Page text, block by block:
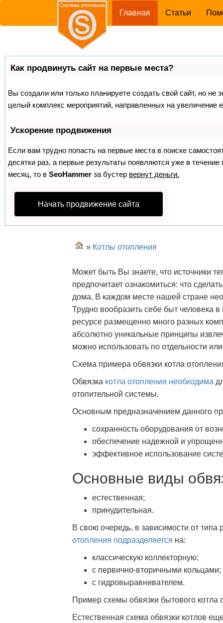
Главная (current)
Статьи
Как продвинуть сайт на первые места?
Вы создали или только планируете создать свой сайт, но не
целый комплекс мероприятий, направленных на увеличение
Ускорение продвижения
Если вам трудно попасть на первые места в поиске
десятки раз, а первые результаты появляются уже в
месяц, то в SeoHammer за бустер вернут деньги.
Начать продвижение сайта
» Котлы отопления
Может быть Вы знаете, что источники
предпочитает ознакомиться: что
дома. В каждом месте нашей стране
Трудно вообразить себе быт человека
ресурсе размещенно много разных
абсолютно уникальные принципы
можно использовать по отдельности
Схема примера обвязки котла
Обвязка котла отопления необходима
отопительной системы.
Основным предназначением данного
сохранность оборудования от
обеспечение надежной и
эффективное использование
Основные виды
естественная;
принудительная.
В свою очередь, в зависимости от типа
отопления подразделяется на:
классическую коллекторную;
с первично-вторичными кольцами;
с гидровыравнивателем.
Пример схемы обвязки бытового котла
Естественная схема обвязки котлов